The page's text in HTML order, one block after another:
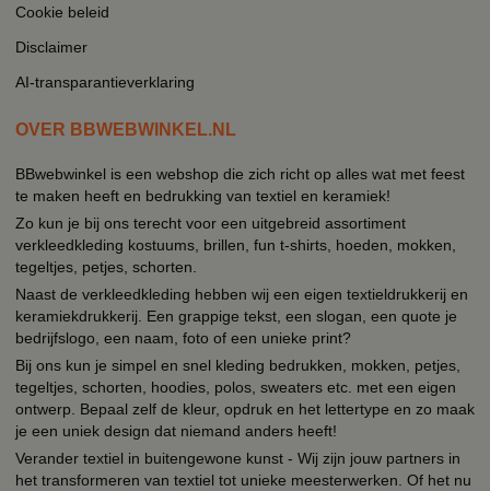
Cookie beleid
Disclaimer
AI-transparantieverklaring
OVER BBWEBWINKEL.NL
BBwebwinkel is een webshop die zich richt op alles wat met feest
te maken heeft en bedrukking van textiel en keramiek!
Zo kun je bij ons terecht voor een uitgebreid assortiment
verkleedkleding kostuums, brillen, fun t-shirts, hoeden, mokken,
tegeltjes, petjes, schorten.
Naast de verkleedkleding hebben wij een eigen textieldrukkerij en
keramiekdrukkerij. Een grappige tekst, een slogan, een quote je
bedrijfslogo, een naam, foto of een unieke print?
Bij ons kun je simpel en snel kleding bedrukken, mokken, petjes,
tegeltjes, schorten, hoodies, polos, sweaters etc. met een eigen
ontwerp. Bepaal zelf de kleur, opdruk en het lettertype en zo maak
je een uniek design dat niemand anders heeft!
Verander textiel in buitengewone kunst - Wij zijn jouw partners in
het transformeren van textiel tot unieke meesterwerken. Of het nu